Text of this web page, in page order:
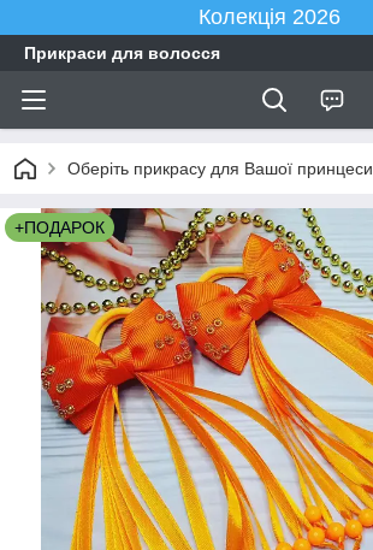
Колекція 2026
Прикраси для волосся
Оберіть прикрасу для Вашої принцеси
+ПОДАРОК